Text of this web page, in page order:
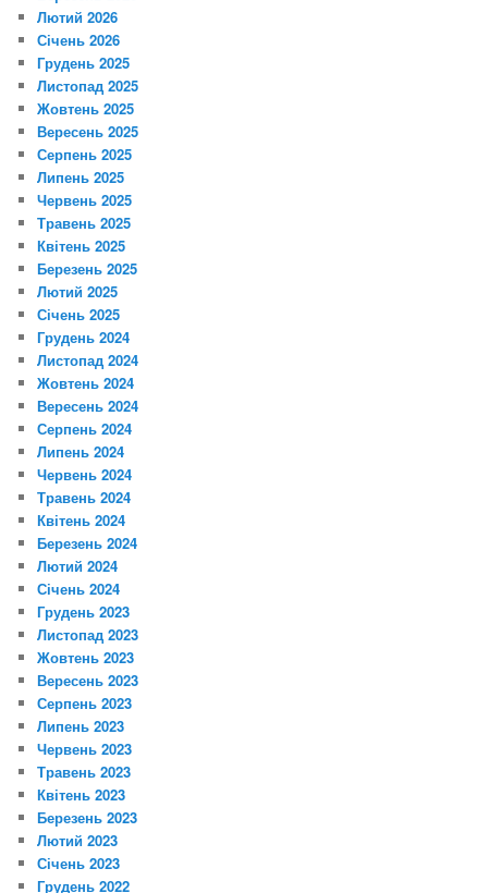
Лютий 2026
Січень 2026
Грудень 2025
Листопад 2025
Жовтень 2025
Вересень 2025
Серпень 2025
Липень 2025
Червень 2025
Травень 2025
Квітень 2025
Березень 2025
Лютий 2025
Січень 2025
Грудень 2024
Листопад 2024
Жовтень 2024
Вересень 2024
Серпень 2024
Липень 2024
Червень 2024
Травень 2024
Квітень 2024
Березень 2024
Лютий 2024
Січень 2024
Грудень 2023
Листопад 2023
Жовтень 2023
Вересень 2023
Серпень 2023
Липень 2023
Червень 2023
Травень 2023
Квітень 2023
Березень 2023
Лютий 2023
Січень 2023
Грудень 2022